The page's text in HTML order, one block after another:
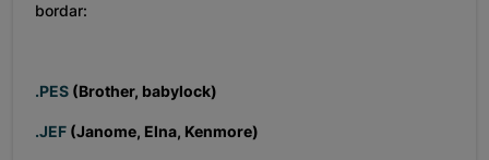
bordar:
.PES (Brother, babylock)
.JEF (Janome, Elna, Kenmore)